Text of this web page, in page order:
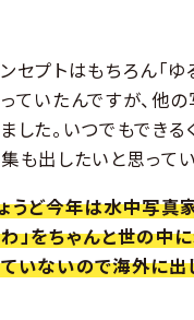
セプトはもちろん「
ていたんですが、他
した。いつでもでき
も出したいと思って
うど今年は水中写真
」をちゃんと世の中
いないので海外に出